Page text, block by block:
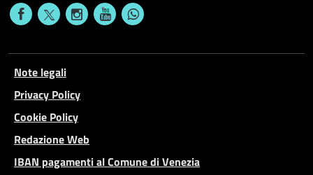
Note legali
Privacy Policy
Cookie Policy
Redazione Web
IBAN pagamenti al Comune di Venezia